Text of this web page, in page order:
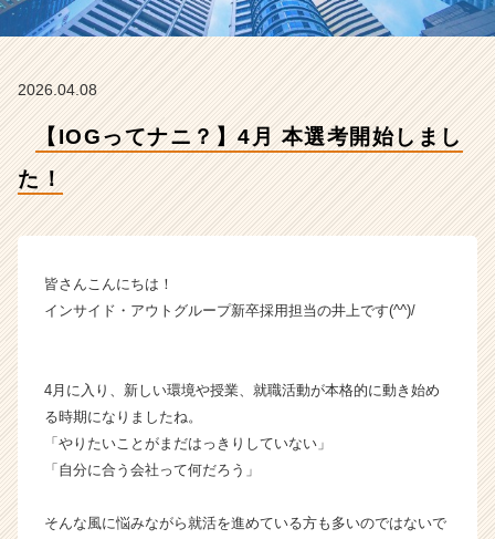
ル
ー
イ
ム
チ
成
企
業
か
ス
2026.04.08
【IOGってナニ？】4月 本選考開始しまし
た！
皆さんこんにちは！
インサイド・アウトグループ新卒採用担当の井上です(^^)/
4月に入り、新しい環境や授業、就職活動が本格的に動き始め
る時期になりましたね。
「やりたいことがまだはっきりしていない」
「自分に合う会社って何だろう」
そんな風に悩みながら就活を進めている方も多いのではないで